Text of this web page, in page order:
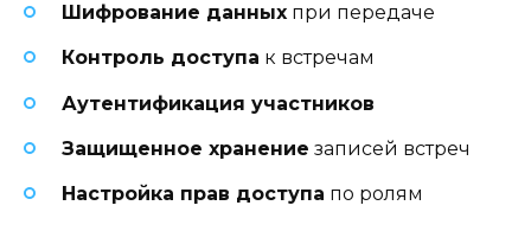
Шифрование данных при передаче
Контроль доступа к встречам
Аутентификация участников
Защищенное хранение записей встреч
Настройка прав доступа по ролям